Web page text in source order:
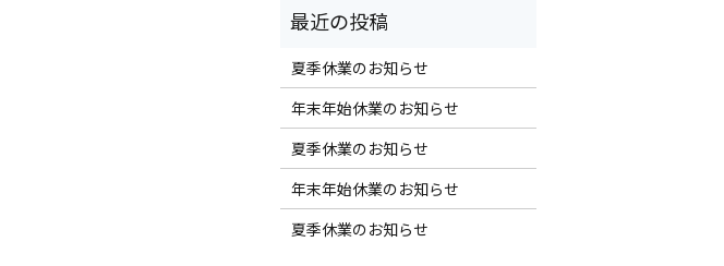
夏季休業のお知らせ
年末年始休業のお知らせ
夏季休業のお知らせ
年末年始休業のお知らせ
夏季休業のお知らせ